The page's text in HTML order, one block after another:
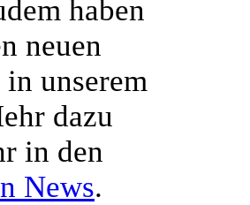
haben
neuen
unserem
dazu
in den
News.